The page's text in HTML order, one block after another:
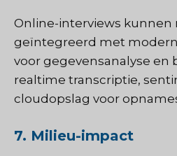
Online-interviews kunnen
geïntegreerd met
voor gegevensanalyse en
realtime transcriptie,
cloudopslag voor
7. Milieu-impact